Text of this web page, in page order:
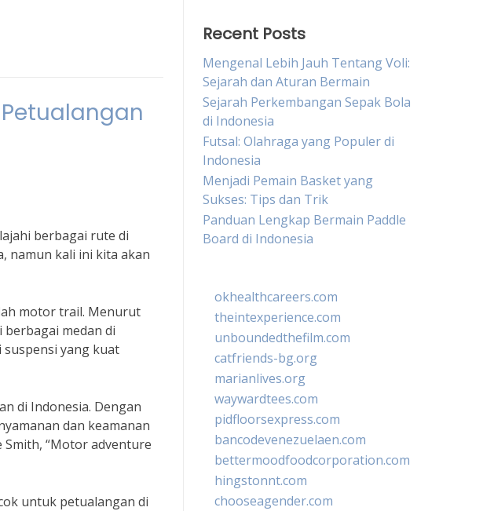
berbagai rute di
namun kali ini kita akan
motor trail. Menurut
medan di
yang kuat
di Indonesia. Dengan
dan keamanan
“Motor adventure
untuk petualangan di
Recent Posts
Mengenal Lebih Jauh Tentang Voli:
Sejarah dan Aturan Bermain
Sejarah Perkembangan Sepak Bola
di Indonesia
Futsal: Olahraga yang Populer di
Indonesia
Menjadi Pemain Basket yang
Sukses: Tips dan Trik
Panduan Lengkap Bermain Paddle
Board di Indonesia
okhealthcareers.com
theintexperience.com
unboundedthefilm.com
catfriends-bg.org
marianlives.org
waywardtees.com
pidfloorsexpress.com
bancodevenezuelaen.com
bettermoodfoodcorporation.com
hingstonnt.com
chooseagender.com